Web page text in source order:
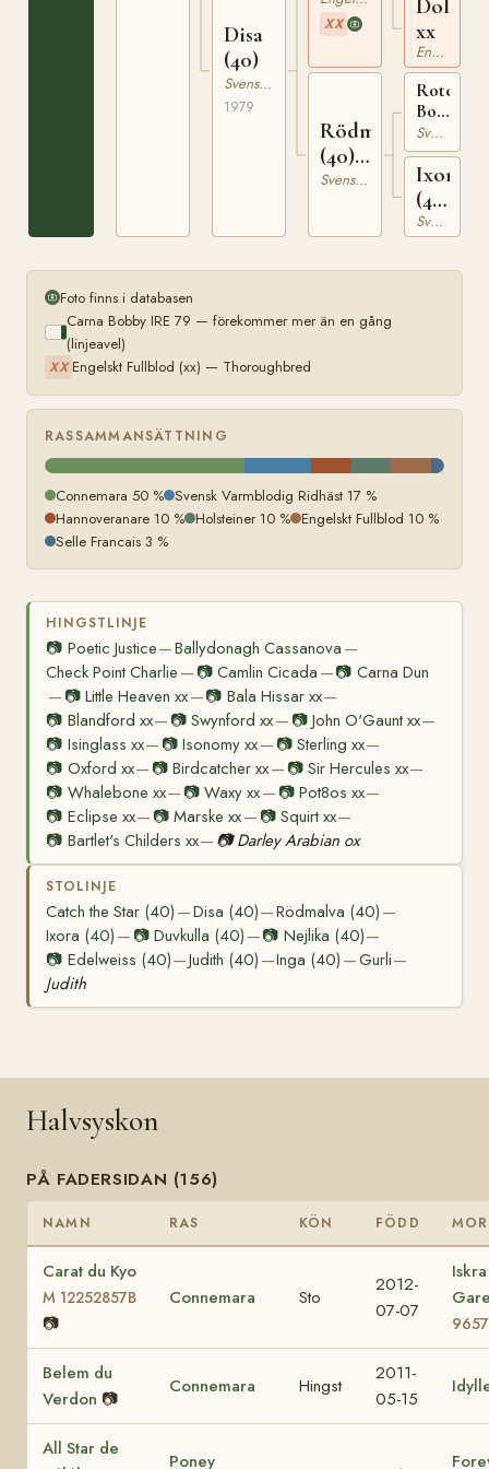
Disa
(40)
Svensk Varmblodig Ridhäst
1979
XX
Rödmalva
(40)
9628Svensk Varmblodig Ridhäst
Dolina
xx
Engelskt Fullblod
Rote
Boldt
(40)
425
Svensk Varmblodig Ridhäst
Ixora
(40)
7996
Svensk Varmblodig Ridhäst
Foto finns i databasen
Carna Bobby IRE 79 — förekommer mer än en gång
(linjeavel)
XX Engelskt Fullblod (xx) — Thoroughbred
RASSAMMANSÄTTNING
Connemara 50 % Svensk Varmblodig Ridhäst 17 %
Hannoveranare 10 % Holsteiner 10 % Engelskt Fullblod 10 %
Selle Francais 3 %
HINGSTLINJE
📷 Poetic Justice—Ballydonagh Cassanova —
Check Point Charlie — 📷Camlin Cicada —📷 Carna Dun
— 📷Little Heaven xx—📷 Bala Hissar xx—
📷 Blandford xx— 📷Swynford xx— 📷 John O'Gaunt xx—
📷 Isinglass xx— 📷Isonomy xx— 📷 Sterling xx—
📷 Oxford xx— 📷Birdcatcher xx— 📷 Sir Hercules xx—
📷 Whalebone xx— 📷Waxy xx— 📷 Pot8os xx—
📷 Eclipse xx— 📷Marske xx— 📷 Squirt xx—
📷 Bartlet's Childers xx— 📷 Darley Arabian ox
STOLINJE
Catch the Star (40) —Disa (40)—Rödmalva (40) —
Ixora (40) — 📷Duvkulla (40) —📷 Nejlika (40)—
📷 Edelweiss (40)—Judith (40) —Inga (40) —Gurli—
Judith
Halvsyskon
PÅ FADERSIDAN (156)
NAMN RAS KÖN FÖDD MOR
Carat du Kyo
M 12252857B
📷
Connemara Sto
2012-
07-07
Belem du
Verdon 📷
Connemara Hingst
2011-
05-15
All Star de
Poney